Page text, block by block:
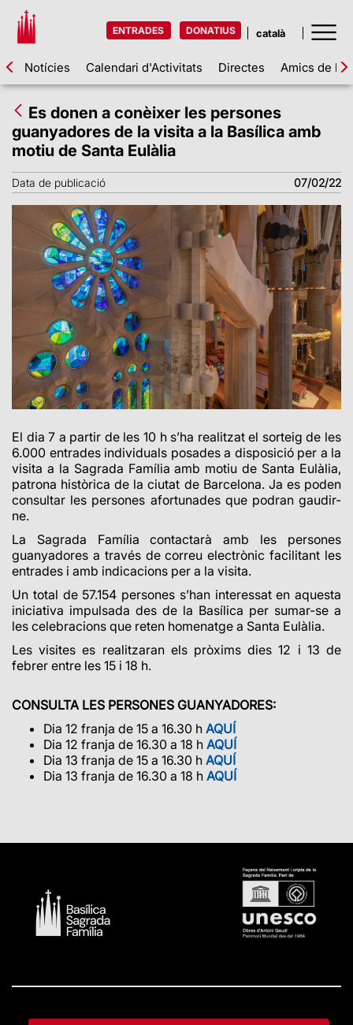
ENTRADES DONATIUS
Notícies Calendari d'Activitats Directes Amics de la
Es donen a conèixer les persones
guanyadores de la visita a la Basílica amb
motiu de Santa Eulàlia
Data de publicació 07/02/22
El dia 7 a partir de les 10 h s’ha realitzat el sorteig de les
6.000 entrades individuals posades a disposició per a la
visita a la Sagrada Família amb motiu de Santa Eulàlia,
patrona històrica de la ciutat de Barcelona. Ja es poden
consultar les persones afortunades que podran gaudir-
ne.
La Sagrada Família contactarà amb les persones
guanyadores a través de correu electrònic facilitant les
entrades i amb indicacions per a la visita.
Un total de 57.154 persones s’han interessat en aquesta
iniciativa impulsada des de la Basílica per sumar-se a
les celebracions que reten homenatge a Santa Eulàlia.
Les visites es realitzaran els pròxims dies 12 i 13 de
febrer entre les 15 i 18 h.
CONSULTA LES PERSONES GUANYADORES:
Dia 12 franja de 15 a 16.30 h AQUÍ
Dia 12 franja de 16.30 a 18 h AQUÍ
Dia 13 franja de 15 a 16.30 h AQUÍ
Dia 13 franja de 16.30 a 18 h AQUÍ